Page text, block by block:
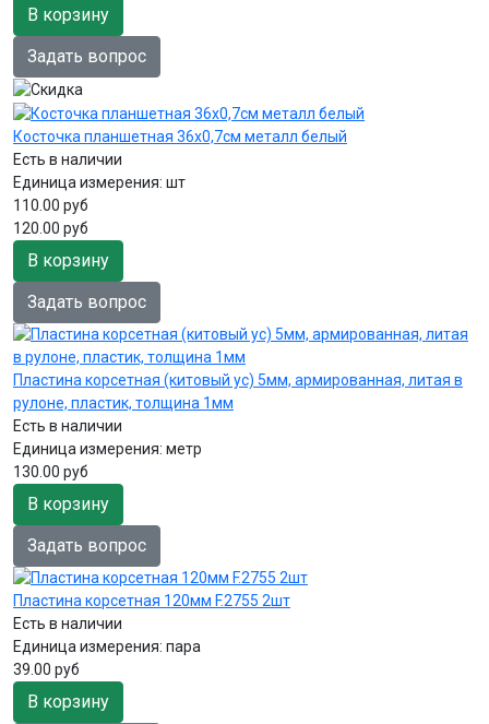
В корзину
Задать вопрос
Косточка планшетная 36х0,7см металл белый
Есть в наличии
Единица измерения: шт
110.00 руб
120.00 руб
В корзину
Задать вопрос
Пластина корсетная (китовый ус) 5мм, армированная, литая в
рулоне, пластик, толщина 1мм
Есть в наличии
Единица измерения: метр
130.00 руб
В корзину
Задать вопрос
Пластина корсетная 120мм F.2755 2шт
Есть в наличии
Единица измерения: пара
39.00 руб
В корзину